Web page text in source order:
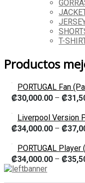
T-
Productos
PORTUGAL Fan
₡30,000.00 – ₡
Liverpool Version
₡34,000.00 – ₡
PORTUGAL
₡34,000.00 – ₡